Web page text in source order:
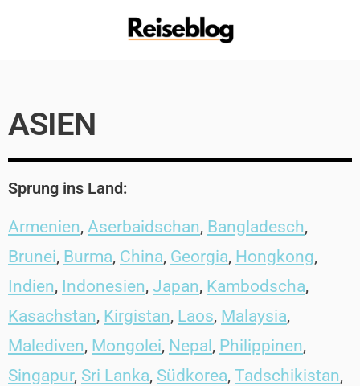
ASIEN
Sprung ins Land:
Armenien, Aserbaidschan, Bangladesch,
Brunei, Burma, China, Georgia, Hongkong,
Indien, Indonesien, Japan, Kambodscha,
Kasachstan, Kirgistan, Laos, Malaysia,
Malediven, Mongolei, Nepal , Philippinen,
Singapur, Sri Lanka, Südkorea, Tadschikistan,